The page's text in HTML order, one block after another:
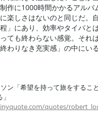
作に1000時間かかるアルバ
楽しさはないのと同じだ。
」にあり、効率やタイパと
ても終わらない感覚。それ
わりなき充実感」の中にい
ン「希望を持って旅をするこ
quotes/